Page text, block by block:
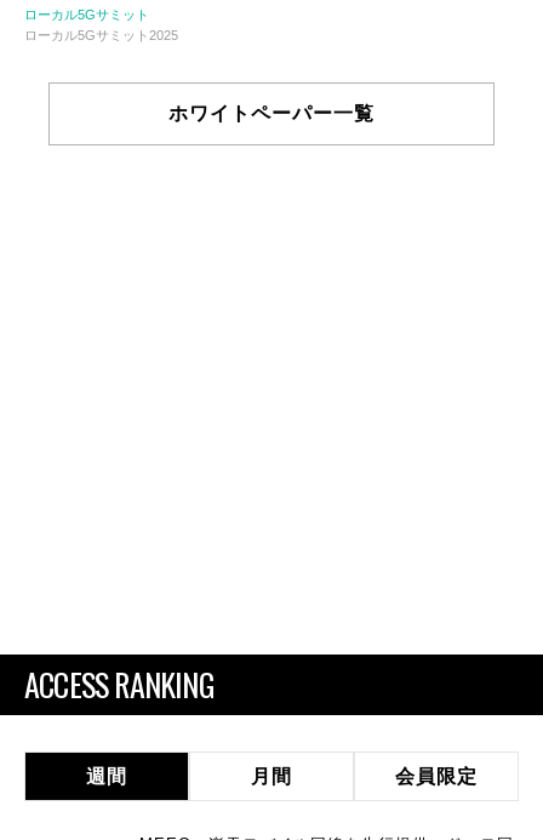
ローカル5Gサミット
ローカル5Gサミット2025
ホワイトペーパー一覧
ACCESS RANKING
週間 月間 会員限定